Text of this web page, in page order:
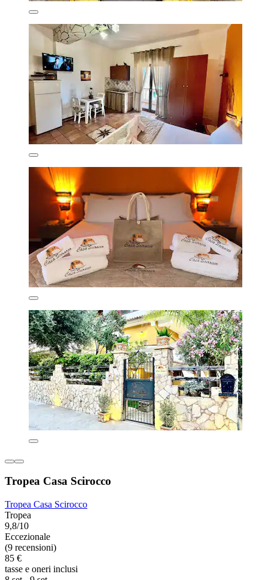
Tropea Casa Scirocco
Tropea Casa Scirocco
Tropea
9,8/10
Eccezionale
(9 recensioni)
85 €
tasse e oneri inclusi